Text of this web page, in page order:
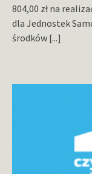
804,00 zł na
dla Jednostek
środków [...]